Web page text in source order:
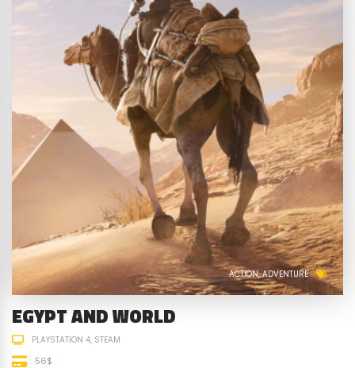
ACTION ADVENTURE
EGYPT AND WORLD
PLAYSTATION 4 STEAM
56$